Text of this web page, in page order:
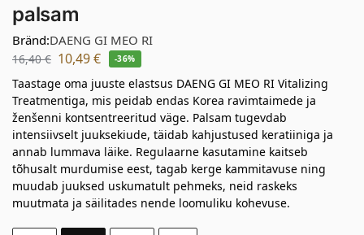
palsam
Bränd:DAENG GI MEO RI
16,40€ 10,49€ -36%
Taastage oma juuste elastsus DAENG GI MEO RI Vitalizing
Treatmentiga, mis peidab endas Korea ravimtaimede ja
ženšenni kontsentreeritud väge. Palsam tugevdab
intensiivselt juuksekiude, täidab kahjustused keratiiniga ja
annab lummava läike. Regulaarne kasutamine kaitseb
tõhusalt murdumise eest, tagab kerge kammitavuse ning
muudab juuksed uskumatult pehmeks, neid raskeks
muutmata ja säilitades nende loomuliku kohevuse.